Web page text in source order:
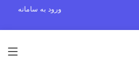
ورود به سامانه